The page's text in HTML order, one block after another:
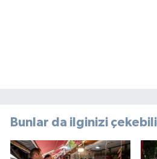
Bunlar da ilginizi